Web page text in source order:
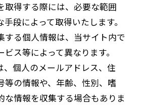
取得する際には、必要な範囲
段によって取得いたします。
する個人情報は、当サイト内で
ス等によって異なります。
、個人のメールアドレス、住
等の情報や、年齢、性別、嗜
な情報を収集する場合もありま